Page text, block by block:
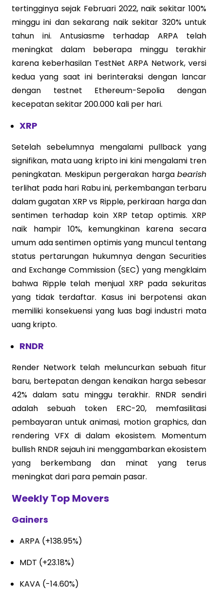
tertingginya sejak Februari 2022, naik sekitar 100%
minggu ini dan sekarang naik sekitar 320% untuk
tahun ini. Antusiasme terhadap ARPA telah
meningkat dalam beberapa minggu terakhir
karena keberhasilan TestNet ARPA Network, versi
kedua yang saat ini berinteraksi dengan lancar
dengan testnet Ethereum-Sepolia dengan
kecepatan sekitar 200.000 kali per hari.
XRP
Setelah sebelumnya mengalami pullback yang
signifikan, mata uang kripto ini kini mengalami tren
peningkatan. Meskipun pergerakan harga bearish
terlihat pada hari Rabu ini, perkembangan terbaru
dalam gugatan XRP vs Ripple, perkiraan harga dan
sentimen terhadap koin XRP tetap optimis. XRP
naik hampir 10%, kemungkinan karena secara
umum ada sentimen optimis yang muncul tentang
status pertarungan hukumnya dengan Securities
and Exchange Commission (SEC) yang mengklaim
bahwa Ripple telah menjual XRP pada sekuritas
yang tidak terdaftar. Kasus ini berpotensi akan
memiliki konsekuensi yang luas bagi industri mata
uang kripto.
RNDR
Render Network telah meluncurkan sebuah fitur
baru, bertepatan dengan kenaikan harga sebesar
42% dalam satu minggu terakhir. RNDR sendiri
adalah sebuah token ERC-20, memfasilitasi
pembayaran untuk animasi, motion graphics, dan
rendering VFX di dalam ekosistem. Momentum
bullish RNDR sejauh ini menggambarkan ekosistem
yang berkembang dan minat yang terus
meningkat dari para pemain pasar.
Weekly Top Movers
Gainers
ARPA (+138.95%)
MDT (+23.18%)
KAVA (-14.60%)